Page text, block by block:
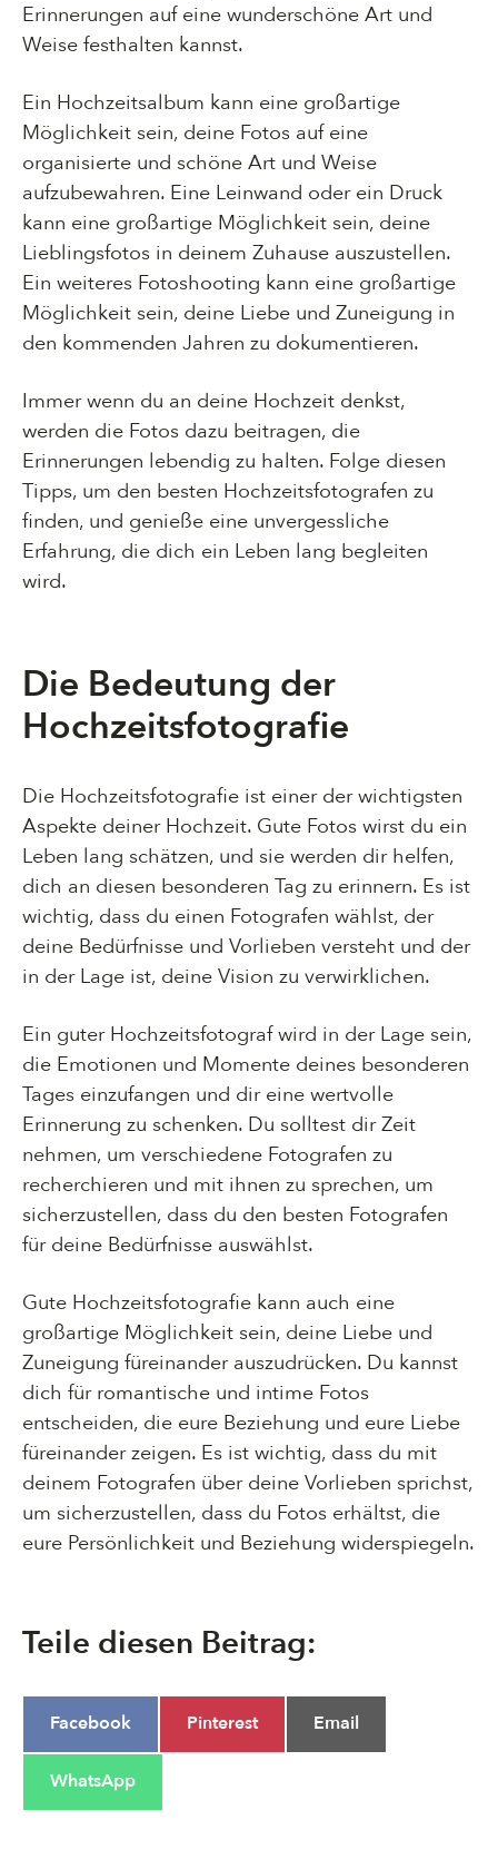
Erinnerungen auf eine wunderschöne Art und
Weise festhalten kannst.
Ein Hochzeitsalbum kann eine großartige
Möglichkeit sein, deine Fotos auf eine
organisierte und schöne Art und Weise
aufzubewahren. Eine Leinwand oder ein Druck
kann eine großartige Möglichkeit sein, deine
Lieblingsfotos in deinem Zuhause auszustellen.
Ein weiteres Fotoshooting kann eine großartige
Möglichkeit sein, deine Liebe und Zuneigung in
den kommenden Jahren zu dokumentieren.
Immer wenn du an deine Hochzeit denkst,
werden die Fotos dazu beitragen, die
Erinnerungen lebendig zu halten. Folge diesen
Tipps, um den besten Hochzeitsfotografen zu
finden, und genieße eine unvergessliche
Erfahrung, die dich ein Leben lang begleiten
wird.
Die Bedeutung der
Hochzeitsfotografie
Die Hochzeitsfotografie ist einer der wichtigsten
Aspekte deiner Hochzeit. Gute Fotos wirst du ein
Leben lang schätzen, und sie werden dir helfen,
dich an diesen besonderen Tag zu erinnern. Es ist
wichtig, dass du einen Fotografen wählst, der
deine Bedürfnisse und Vorlieben versteht und der
in der Lage ist, deine Vision zu verwirklichen.
Ein guter Hochzeitsfotograf wird in der Lage sein,
die Emotionen und Momente deines besonderen
Tages einzufangen und dir eine wertvolle
Erinnerung zu schenken. Du solltest dir Zeit
nehmen, um verschiedene Fotografen zu
recherchieren und mit ihnen zu sprechen, um
sicherzustellen, dass du den besten Fotografen
für deine Bedürfnisse auswählst.
Gute Hochzeitsfotografie kann auch eine
großartige Möglichkeit sein, deine Liebe und
Zuneigung füreinander auszudrücken. Du kannst
dich für romantische und intime Fotos
entscheiden, die eure Beziehung und eure Liebe
füreinander zeigen. Es ist wichtig, dass du mit
deinem Fotografen über deine Vorlieben sprichst,
um sicherzustellen, dass du Fotos erhältst, die
eure Persönlichkeit und Beziehung widerspiegeln.
Teile diesen Beitrag:
Share
Facebook Share
Pinterest Share
Email
Share
WhatsApp